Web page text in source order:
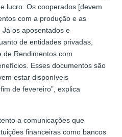
lucro. Os cooperados [devem
com a produção e as
Já os aposentados e
de entidades privadas,
de Rendimentos com
Esses documentos são
estar disponíveis
de fevereiro”, explica
a comunicações que
financeiras como bancos